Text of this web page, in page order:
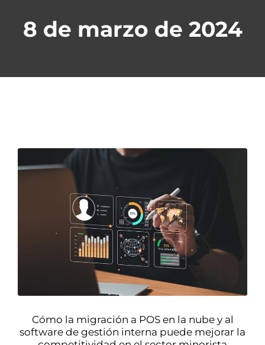
8 de marzo de 2024
Cómo la migración a POS en la nube y al
software de gestión interna puede mejorar la